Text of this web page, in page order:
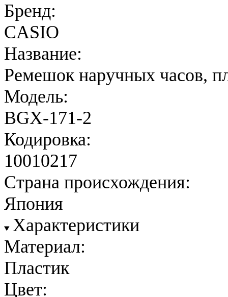
Бренд:
CASIO
Название:
Ремешок наручных часов,
Модель:
BGX-171-2
Кодировка:
10010217
Страна происхождения:
Япония
Характеристики
Материал:
Пластик
Цвет: